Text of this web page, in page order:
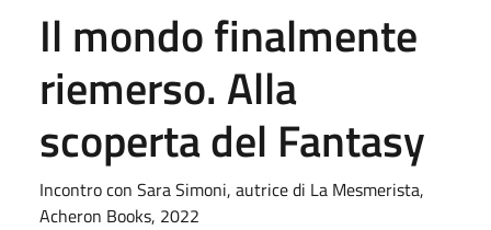
Il mondo finalmente
riemerso. Alla
scoperta del Fantasy
Incontro con Sara Simoni, autrice di La Mesmerista,
Acheron Books, 2022